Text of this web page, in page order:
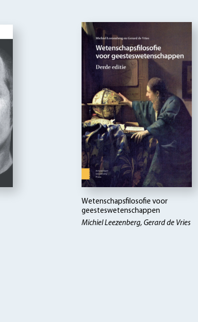
Wetenschapsfilosofie voor
geesteswetenschappen
Michiel Leezenberg, Gerard de Vries